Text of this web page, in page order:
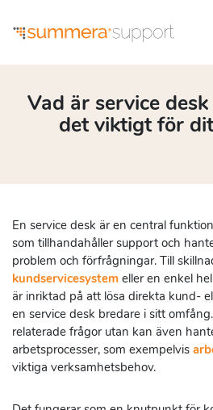
Vad är service
det viktigt för
En service desk är en central
som tillhandahåller support och
problem och förfrågningar. Till
kundservicesystem eller en enkel
är inriktad på att lösa direkta kund-
en service desk bredare i sitt
relaterade frågor utan kan även
arbetsprocesser, som exempelvis
viktiga verksamhetsbehov.